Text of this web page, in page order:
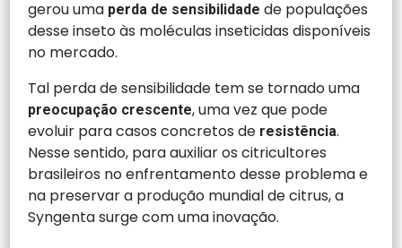
gerou uma perda de sensibilidadede populações
desse inseto às moléculas inseticidas disponíveis
no mercado.
Tal perda de sensibilidade tem se tornado uma
preocupação crescente, uma vez que pode
evoluir para casos concretos de resistência.
Nesse sentido, para auxiliar os citricultores
brasileiros no enfrentamento desse problema e
na preservar a produção mundial de citrus, a
Syngenta surge com uma inovação.